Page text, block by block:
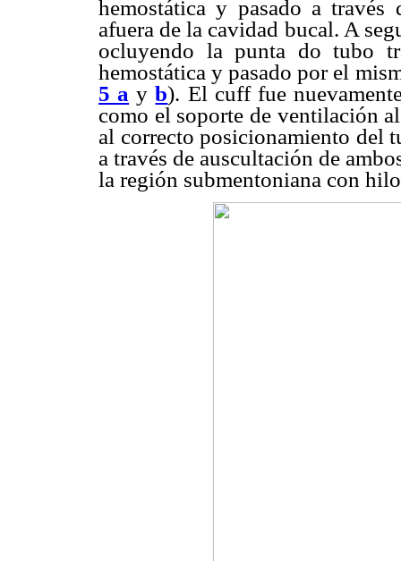
hemostática y pasado a
afuera de la cavidad bucal. A
ocluyendo la punta do tubo
hemostática y pasado por el
5 a yb). El cuff fue
como el soporte de ventilación
al correcto posicionamiento del
a través de auscultación de
la región submentoniana con